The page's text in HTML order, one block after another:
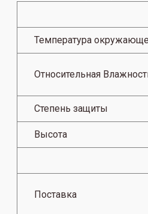
Температура
Относительная
Степень защиты
Высота
Поставка